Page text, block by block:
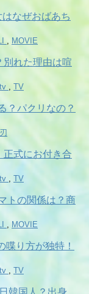
なぜおばあち
, MOVIE
別れた理由は喧
, TV
？パクリなの？
正式にお付き合
, TV
トの関係は？商
, MOVIE
喋り方が独特！
, TV
韓国人？出身